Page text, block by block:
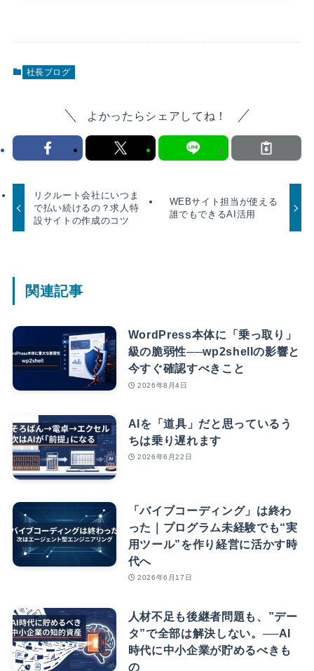
社長ブログ
よかったらシェアしてね！
リクルート会社にいつま
で払い続けるの？求人特
設サイトの作成のコツ
WEBサイト担当が使える
誰でもできるAI活用
関連記事
WordPress本体に「乗っ取り」
級の脆弱性──wp2shellの影響と
今すぐ確認すべきこと
2026年8月4日
AIを「道具」だと思っているう
ちは乗り遅れます
2026年6月22日
「バイブコーディング」は終わ
った｜プログラム未経験でも“実
用ツール”を作り経営に活かす時
代へ
2026年6月17日
人材不足も後継者問題も、”デー
タ”で全部は解決しない。──AI
時代に中小企業が貯めるべきも
の